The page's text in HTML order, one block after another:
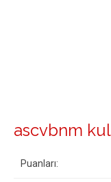
ascvbnm
Puanları: